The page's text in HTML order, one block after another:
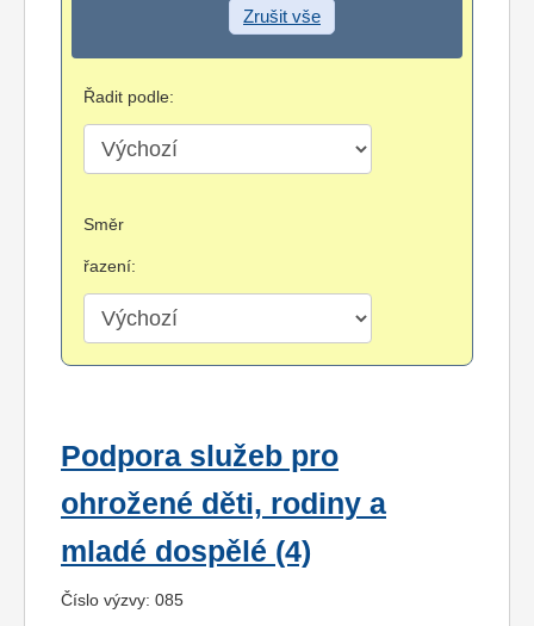
Zrušit vše
Řadit podle:
Směr
řazení:
Podpora služeb pro
ohrožené děti, rodiny a
mladé dospělé (4)
Číslo výzvy: 085